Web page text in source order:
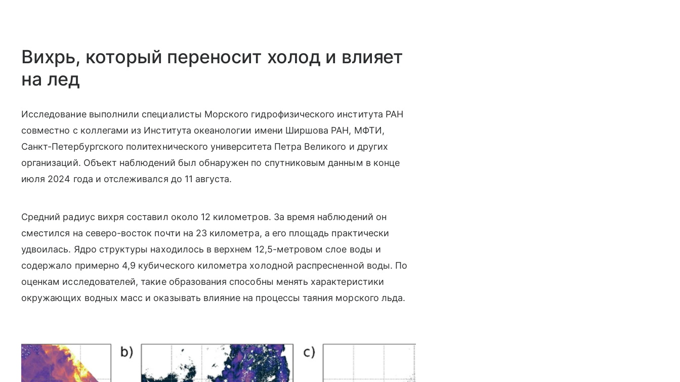
Вихрь, который переносит холод и влияет
на лед
Исследование выполнили специалисты Морского гидрофизического института РАН
совместно с коллегами из Института океанологии имени Ширшова РАН, МФТИ,
Санкт-Петербургского политехнического университета Петра Великого и других
организаций. Объект наблюдений был обнаружен по спутниковым данным в конце
июля 2024 года и отслеживался до 11 августа.
Средний радиус вихря составил около 12 километров. За время наблюдений он
сместился на северо-восток почти на 23 километра, а его площадь практически
удвоилась. Ядро структуры находилось в верхнем 12,5-метровом слое воды и
содержало примерно 4,9 кубического километра холодной распресненной воды. По
оценкам исследователей, такие образования способны менять характеристики
окружающих водных масс и оказывать влияние на процессы таяния морского льда.